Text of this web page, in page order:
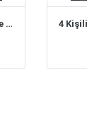
4 Kişilik Fotoğraflı Geniş Aile Dikiz Ayna Süsü Biblo